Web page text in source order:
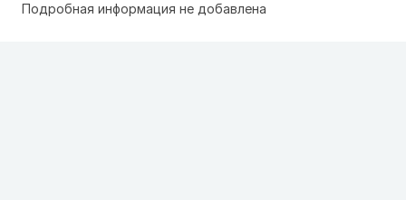
Подробная информация не добавлена